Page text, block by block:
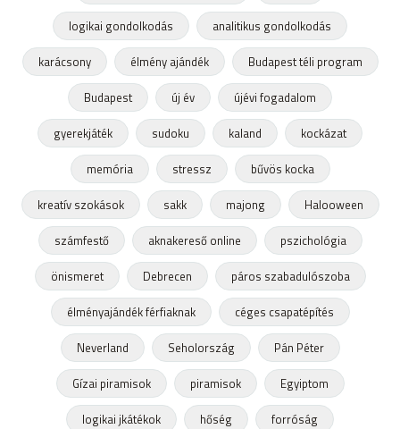
logikai gondolkodás
analitikus gondolkodás
karácsony
élmény ajándék
Budapest téli program
Budapest
új év
újévi fogadalom
gyerekjáték
sudoku kaland
kockázat
memória
stressz
bűvös kocka
kreatív szokások
sakk majong
Halooween
számfestő
aknakereső online
pszichológia
önismeret
Debrecen
páros szabadulószoba
élményajándék férfiaknak
céges csapatépítés
Neverland
Seholország
Pán Péter
Gízai piramisok
piramisok
Egyiptom
logikai jkátékok
hőség
forróság